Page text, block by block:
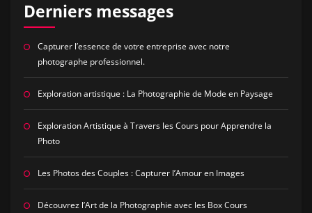
Derniers messages
Capturer l’essence de votre entreprise avec notre
photographe professionnel.
Exploration artistique : La Photographie de Mode en Paysage
Exploration Artistique à Travers les Cours pour Apprendre la
Photo
Les Photos des Couples : Capturer l’Amour en Images
Découvrez l’Art de la Photographie avec les Box Cours